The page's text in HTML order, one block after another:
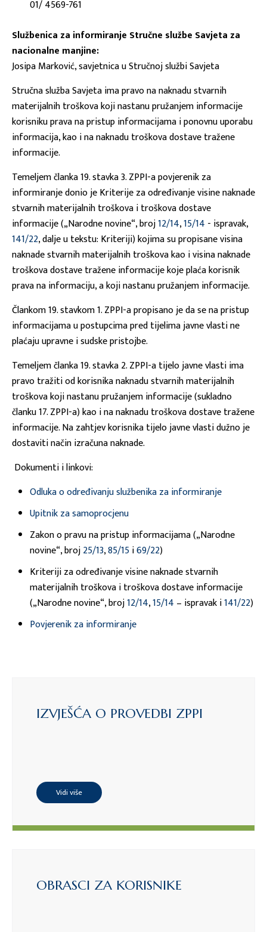
01/ 4569-761
Službenica za informiranje Stručne službe Savjeta za
nacionalne manjine:
Josipa Marković, savjetnica u Stručnoj službi Savjeta
Stručna služba Savjeta ima pravo na naknadu stvarnih
materijalnih troškova koji nastanu pružanjem informacije
korisniku prava na pristup informacijama i ponovnu uporabu
informacija, kao i na naknadu troškova dostave tražene
informacije.
Temeljem članka 19. stavka 3. ZPPI-a povjerenik za
informiranje donio je Kriterije za određivanje visine naknade
stvarnih materijalnih troškova i troškova dostave
informacije („Narodne novine“, broj12/14,15/14 - ispravak,
141/22, dalje u tekstu: Kriteriji) kojima su propisane visina
naknade stvarnih materijalnih troškova kao i visina naknade
troškova dostave tražene informacije koje plaća korisnik
prava na informaciju, a koji nastanu pružanjem informacije.
Člankom 19. stavkom 1. ZPPI-a propisano je da se na pristup
informacijama u postupcima pred tijelima javne vlasti ne
plaćaju upravne i sudske pristojbe.
Temeljem članka 19. stavka 2. ZPPI-a tijelo javne vlasti ima
pravo tražiti od korisnika naknadu stvarnih materijalnih
troškova koji nastanu pružanjem informacije (sukladno
članku 17. ZPPI-a) kao i na naknadu troškova dostave tražene
informacije. Na zahtjev korisnika tijelo javne vlasti dužno je
dostaviti način izračuna naknade.
Dokumenti i linkovi:
Odluka o određivanju službenika za informiranje
Upitnik za samoprocjenu
Zakon o pravu na pristup informacijama („Narodne
novine“, broj25/13,85/15i69/22)
Kriteriji za određivanje visine naknade stvarnih
materijalnih troškova i troškova dostave informacije
(„Narodne novine“, broj12/14,15/14 – ispravak i141/22)
Povjerenik za informiranje
IZVJEŠĆA O PROVEDBI ZPPI
Vidi više
OBRASCI ZA KORISNIKE